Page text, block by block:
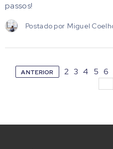
passos!
Postado por Miguel
ANTERIOR 2 3 4 5 6